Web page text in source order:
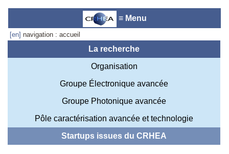
≡ Menu
[en]navigation : accueil
La recherche
Organisation
Groupe Électronique avancée
Groupe Photonique avancée
Pôle caractérisation avancée et technologie
Startups issues du CRHEA
Accueil du laboratoire :
Marie Cornuet
Téléphone: +33 4 93 95 42 00
Webmestre